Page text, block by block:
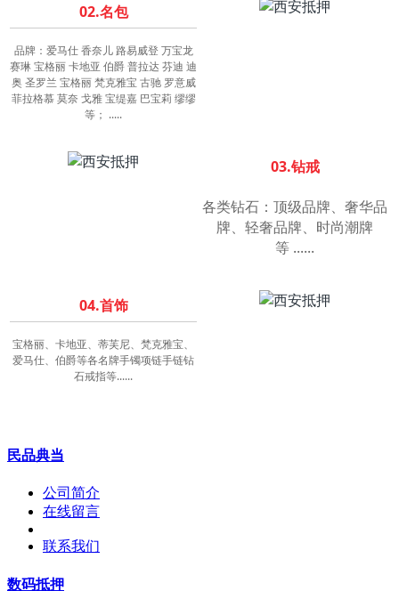
02.名包
品牌：爱马仕 香奈儿 路易威登 万宝龙
赛琳 宝格丽 卡地亚 伯爵 普拉达 芬迪 迪
奥 圣罗兰 宝格丽 梵克雅宝 古驰 罗意威
菲拉格慕 莫奈 戈雅 宝缇嘉 巴宝莉 缪缪
等； .....
03.钻戒
各类钻石：顶级品牌、奢华品
牌、轻奢品牌、时尚潮牌
等 ......
04.首饰
宝格丽、卡地亚、蒂芙尼、梵克雅宝、
爱马仕、伯爵等各名牌手镯项链手链钻
石戒指等......
民品典当
公司简介
在线留言
联系我们
数码抵押